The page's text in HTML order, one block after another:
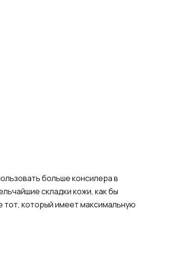
больше консилера в
складки кожи, как бы
тот, который имеет максимальную